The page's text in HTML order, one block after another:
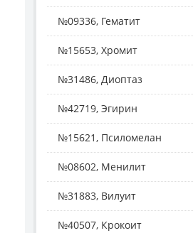
№09336, Гематит
№15653, Хромит
№31486, Диоптаз
№42719, Эгирин
№15621, Псиломелан
№08602, Менилит
№31883, Вилуит
№40507, Крокоит